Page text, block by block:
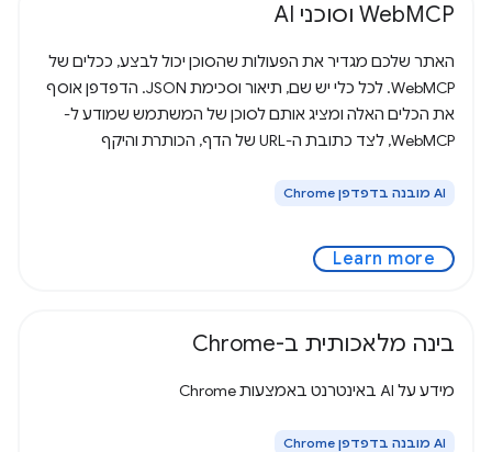
WebMCP וסוכני AI
האתר שלכם מגדיר את הפעולות שהסוכן יכול לבצע, ככלים של
WebMCP. לכל כלי יש שם, תיאור וסכימת JSON. הדפדפן אוסף
את הכלים האלה ומציג אותם לסוכן של המשתמש שמודע ל-
WebMCP, לצד כתובת ה-URL של הדף, הכותרת והיקף
‫AI מובנה בדפדפן Chrome
Learn more
בינה מלאכותית ב-Chrome
מידע על AI באינטרנט באמצעות Chrome
‫AI מובנה בדפדפן Chrome